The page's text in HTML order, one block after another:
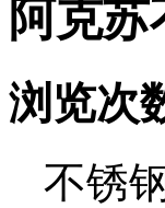
阿克
浏览次
不锈